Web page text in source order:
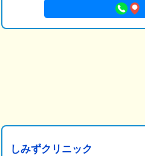
しみずクリニック